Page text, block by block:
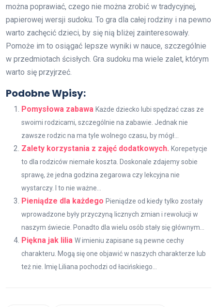
można poprawiać, czego nie można zrobić w tradycyjnej,
papierowej wersji sudoku. To gra dla całej rodziny i na pewno
warto zachęcić dzieci, by się nią bliżej zainteresowały.
Pomoże im to osiągać lepsze wyniki w nauce, szczególnie
w przedmiotach ścisłych. Gra sudoku ma wiele zalet, którym
warto się przyjrzeć.
Podobne Wpisy:
Pomysłowa zabawa Każde dziecko lubi spędzać czas ze
swoimi rodzicami, szczególnie na zabawie. Jednak nie
zawsze rodzic na ma tyle wolnego czasu, by mógł...
Zalety korzystania z zajęć dodatkowych. Korepetycje
to dla rodziców niemałe koszta. Doskonale zdajemy sobie
sprawę, że jedna godzina zegarowa czy lekcyjna nie
wystarczy. I to nie ważne...
Pieniądze dla każdego Pieniądze od kiedy tylko zostały
wprowadzone były przyczyną licznych zmian i rewolucji w
naszym świecie. Ponadto dla wielu osób stały się głównym...
Piękna jak lilia W imieniu zapisane są pewne cechy
charakteru. Mogą się one objawić w naszych charakterze lub
też nie. Imię Liliana pochodzi od łacińskiego...